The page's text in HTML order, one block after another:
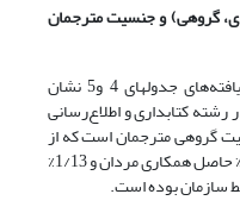
گروهی) و جنسیت مترجمان
در پاسخ به این سؤال، همان‌طور که یافته‌های جدولهای 4 و5 نشان
در رشته کتابداری و اطلاع‌رسانی
39% حاصل فعالیت گروهی مترجمان است که از
این تعداد، 9/2% حاصل همکاری زنان، 22% حاصل همکاری مردان و 1/13%